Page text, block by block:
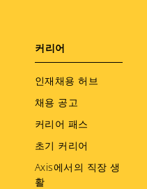
커리어
인재채용 허브
채용 공고
커리어 패스
초기 커리어
Axis에서의 직장 생
활